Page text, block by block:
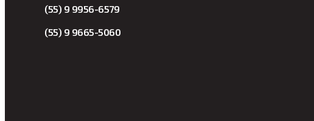
(55) 9 9956-6579
(55) 9 9665-5060